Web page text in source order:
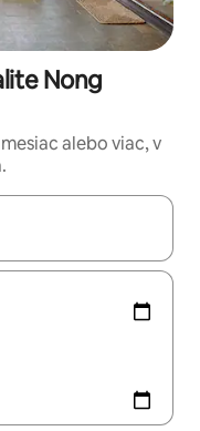
Nong
alebo viac, v
si ich prechádzať